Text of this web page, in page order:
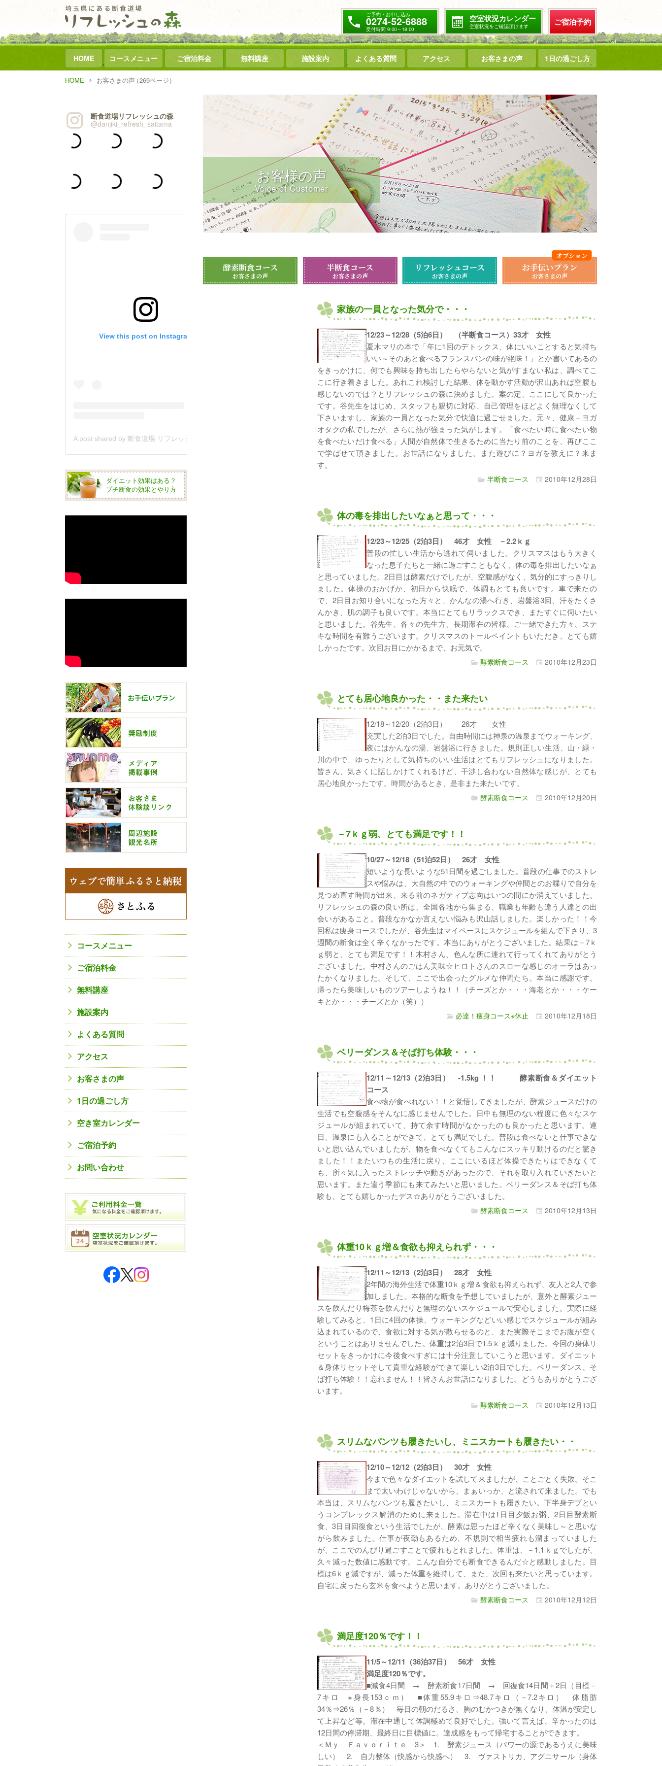
ご予約・お申し込み
0274-52-6888
受付時間 9:00～18:00
空室状況カレンダー
空室状況をご確認頂けます ご宿泊予約
HOME コースメニュー ご宿泊料金 無料講座 施設案内 よくある質問 アクセス お客さまの声 1日の過ごし方
HOME お客さまの声（269ページ）
お客様の声
Voice of Customer
酵素断食コース
お客さまの声
半断食コース
お客さまの声
リフレッシュコース
お客さまの声
お手伝いプラン
お客さまの声
家族の一員となった気分で・・・
12/23～12/28（5泊6日） （半断食コース）33才 女性
夏木マリの本で「年に1回のデトックス、体にいいことすると気持ち
いい～そのあと食べるフランスパンの味が絶味！」とか書いてあるの
をきっかけに、何でも興味を持ち出したらやらないと気がすまない私は、調べてこ
こに行き着きました。あれこれ検討した結果、体を動かす活動が沢山あれば空腹も
感じないのでは？とリフレッシュの森に決めました。案の定、ここにして良かった
です。谷先生をはじめ、スタッフも親切に対応、自己管理をほどよく無理なくして
下さいますし、家族の一員となった気分で快適に過ごせました。元々、健康＋ヨガ
オタクの私でしたが、さらに熱が強まった気がします。「食べたい時に食べたい物
を食べたいだけ食べる」人間が自然体で生きるために当たり前のことを、再びここ
で学ばせて頂きました。お世話になりました。また遊びに？ヨガを教えに？来ま
す。
半断食コース 2010年12月28日
体の毒を排出したいなぁと思って・・・
12/23～12/25（2泊3日） 46才 女性 －2.2ｋｇ
普段の忙しい生活から逃れて伺いました。クリスマスはもう大きく
なった息子たちと一緒に過ごすこともなく、体の毒を排出したいなぁ
と思っていました。2日目は酵素だけでしたが、空腹感がなく、気分的にすっきりし
ました。体操のおかげか、初日から快眠で、体調もとても良いです。車で来たの
で、2日目お知り合いになった方々と、かんなの湯へ行き、岩盤浴3回、汗をたくさ
んかき、肌の調子も良いです。本当にとてもリラックスでき、またすぐに伺いたい
と思いました。谷先生、各々の先生方、長期滞在の皆様、ご一緒できた方々、ステ
キな時間を有難うございます。クリスマスのトールペイントもいただき、とても嬉
しかったです。次回お目にかかるまで、お元気で。
酵素断食コース 2010年12月23日
とても居心地良かった・・また来たい
12/18～12/20（2泊3日） 26才 女性
充実した2泊3日でした。自由時間には神泉の温泉までウォーキング、
夜にはかんなの湯、岩盤浴に行きました。規則正しい生活、山・緑・
川の中で、ゆったりとして気持ちのいい生活はとてもリフレッシュになりました。
皆さん、気さくに話しかけてくれるけど、干渉し合わない自然体な感じが、とても
居心地良かったです。時間があるとき、是非また来たいです。
酵素断食コース 2010年12月20日
－7ｋｇ弱、とても満足です！！
10/27～12/18（51泊52日） 26才 女性
短いような長いような51日間を過ごしました。普段の仕事でのストレ
スや悩みは、大自然の中でのウォーキングや仲間とのお喋りで自分を
見つめ直す時間が出来、来る前のネガティブ志向はいつの間にか消えていました。
リフレッシュの森の良い所は、全国各地から集まる、職業も年齢も違う人達との出
会いがあること。普段なかなか言えない悩みも沢山話しました。楽しかった！！今
回私は痩身コースでしたが、谷先生はマイペースにスケジュールを組んで下さり、3
週間の断食は全く辛くなかったです。本当にありがとうございました。結果は－7ｋ
ｇ弱と、とても満足です！！木村さん、色んな所に連れて行ってくれてありがとう
ございました。中村さんのごはん美味☆ヒロトさんのスローな感じのオーラはあっ
たかくなりました。そして、ここで出会ったグルメな仲間たち。本当に感謝です。
帰ったら美味しいものツアーしようね！！（チーズとか・・・海老とか・・・ケー
キとか・・・チーズとか（笑））
必達！痩身コース※休止 2010年12月 18日
ベリーダンス＆そば打ち体験・・・
12/11～12/13（2泊3日） -1.5kg ！！ 酵素断食＆ダイエット
コース
食べ物が食べれない！！と覚悟してきましたが、酵素ジュースだけの
生活でも空腹感をそんなに感じませんでした。日中も無理のない程度に色々なスケ
ジュールが組まれていて、持て余す時間がなかったのも良かったと思います。連
日、温泉にも入ることができて、とても満足でした。普段は食べないと仕事できな
いと思い込んでいましたが、物を食べなくてもこんなにスッキリ動けるのだと驚き
ました！！またいつもの生活に戻り、ここにいるほど体操できたりはできなくて
も、所々気に入ったストレッチや動きがあったので、それを取り入れていきたいと
思います。また違う季節にも来てみたいと思いました。ベリーダンス＆そば打ち体
験も、とても嬉しかったデス☆ありがとうございました。
酵素断食コース 2010年12月 13日
体重10ｋｇ増＆食欲も抑えられず・・・
12/11～12/13（2泊3日） 28才 女性
2年間の海外生活で体重10ｋｇ増＆食欲も抑えられず、友人と2人で参
加しました。本格的な断食を予想していましたが、意外と酵素ジュー
スを飲んだり梅茶を飲んだりと無理のないスケジュールで安心しました。実際に経
験してみると、1日に4回の体操、ウォーキングなどいい感じでスケジュールが組み
込まれているので、食欲に対する気が散らせるのと、また実際そこまでお腹が空く
ということはありませんでした。体重は2泊3日で1.5ｋｇ減りました。今回の身体リ
セットをきっかけに今後食べすぎには十分注意していこうと思います。ダイエット
＆身体リセットそして貴重な経験ができて楽しい2泊3日でした。ベリーダンス、そ
ば打ち体験！！忘れません！！皆さんお世話になりました。どうもありがとうござ
います。
酵素断食コース 2010年12月 13日
スリムなパンツも履きたいし、ミニスカートも履きたい・・
12/10～12/12（2泊3日） 30才 女性
今まで色々なダイエットを試して来ましたが、ことごとく失敗。そこ
まで太いわけじゃないから、まぁいっか、と流されて来ました。でも
本当は、スリムなパンツも履きたいし、ミニスカートも履きたい。下半身デブとい
うコンプレックス解消のために来ました。滞在中は1日目夕飯お粥、2日目酵素断
食、3日目回復食という生活でしたが、酵素は思ったほど辛くなく美味し～と思いな
がら飲みました。仕事が夜勤もあるため、不規則で相当疲れも溜まっていました
が、ここでのんびり過ごすことで疲れもとれました。体重は、－1.1ｋｇでしたが、
久々減った数値に感動です。こんな自分でも断食できるんだ☆と感動しました。目
標は6ｋｇ減ですが、減った体重を維持して、また、次回も来たいと思っています。
自宅に戻ったら玄米を食べようと思います。ありがとうございました。
酵素断食コース 2010年12月 12日
満足度120％です！！
11/5～12/11（36泊37日） 56才 女性
満足度120％です。
■減食4日間 → 酵素断食17日間 → 回復食14日間＋2日（目標－
7キロ ※身長153ｃｍ） ■体重55.9キロ⇒48.7キロ（－7.2キロ） 体脂肪
34％⇒26％（－8％） 毎日の朝のだるさ、胸のむかつきが無くなり、体温が安定し
て上昇など等。滞在中通して体調極めて良好でした。強いて言えば、辛かったのは
12日間の停滞期、最終日に目標値に。達成感をもって帰宅することができます。
＜Ｍｙ Ｆａｖｏｒｉｔｅ 3＞ 1. 酵素ジュース（パワーの源であるうえに美味
しい） 2. 自力整体（快感から快感へ） 3. ヴァストリカ、アグニサール（身体
断食道場リフレッシュの森
@danjiki_refresh_saitama
View this post on Instagram
ダイエット効果はある？
プチ断食の効果とやり方
コースメニュー
ご宿泊料金
無料講座
施設案内
よくある質問
アクセス
お客さまの声
1日の過ごし方
空き室カレンダー
ご宿泊予約
お問い合わせ